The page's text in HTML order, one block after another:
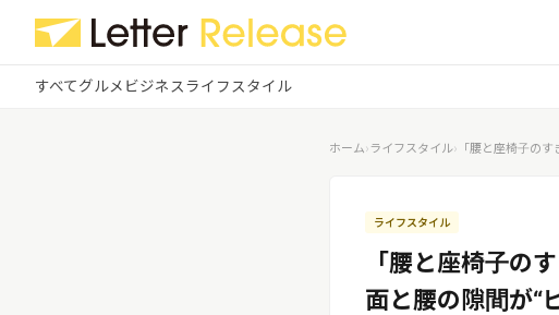
すべてグルメ ビジネス ライフスタイル
ホーム›ライフスタイル› 「腰と座椅子の
ライフスタイル
「腰と座椅子の
面と腰の隙間が“